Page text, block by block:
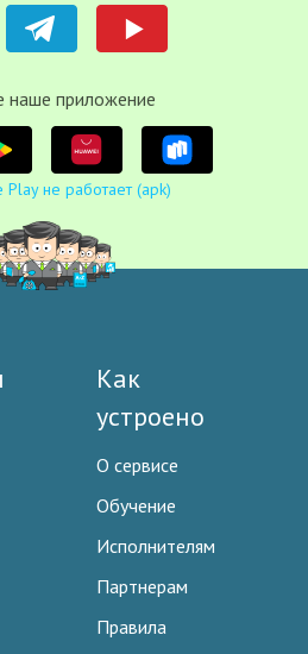
наше приложение
Play не работает (apk)
Как
устроено
О сервисе
Обучение
Исполнителям
Партнерам
Правила